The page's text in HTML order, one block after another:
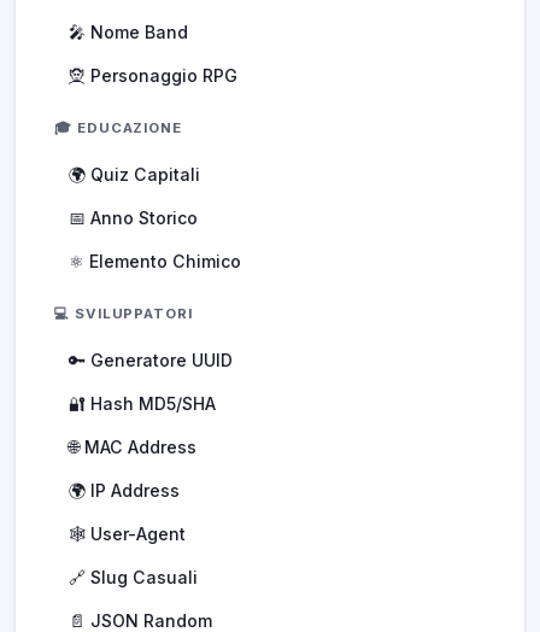
🎤 Nome Band
🧝 Personaggio RPG
🎓 EDUCAZIONE
🌍 Quiz Capitali
📅 Anno Storico
⚛️ Elemento Chimico
💻 SVILUPPATORI
🔑 Generatore UUID
🔐 Hash MD5/SHA
🌐 MAC Address
🌍 IP Address
🕸️ User-Agent
🔗 Slug Casuali
📄 JSON Random